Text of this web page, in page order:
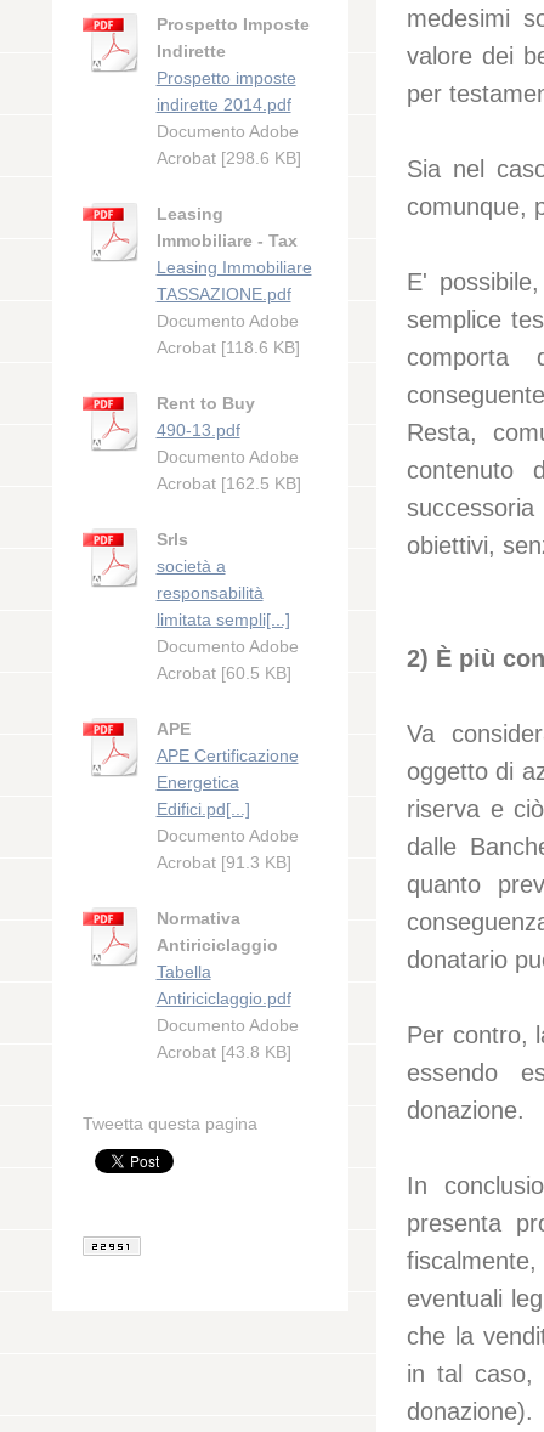
medesimi
valore dei
per
Sia nel
comunque,
E'
semplice
Resta,
contenuto
obiettivi,
2) È più
Va
oggetto di
riserva e
dalle
quanto
donatario
Per contro,
essendo
donazione.
In
presenta
eventuali
che la
in tal caso,
donazione).
Prospetto Imposte
Indirette
Prospetto imposte
indirette 2014.pdf
Documento Adobe
Acrobat [298.6 KB]
Leasing
Immobiliare - Tax
Leasing Immobiliare
TASSAZIONE.pdf
Documento Adobe
Acrobat [118.6 KB]
Rent to Buy
490-13.pdf
Documento Adobe
Acrobat [162.5 KB]
Srls
società a
responsabilità
limitata sempli[...]
Documento Adobe
Acrobat [60.5 KB]
APE
APE Certificazione
Energetica
Edifici.pd[...]
Documento Adobe
Acrobat [91.3 KB]
Normativa
Antiriciclaggio
Tabella
Antiriciclaggio.pdf
Documento Adobe
Acrobat [43.8 KB]
Tweetta questa pagina